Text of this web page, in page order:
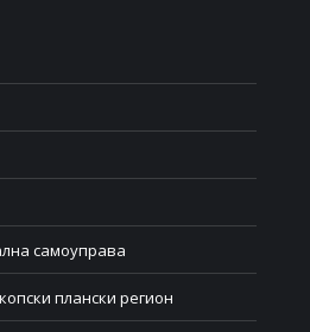
самоуправа
плански регион